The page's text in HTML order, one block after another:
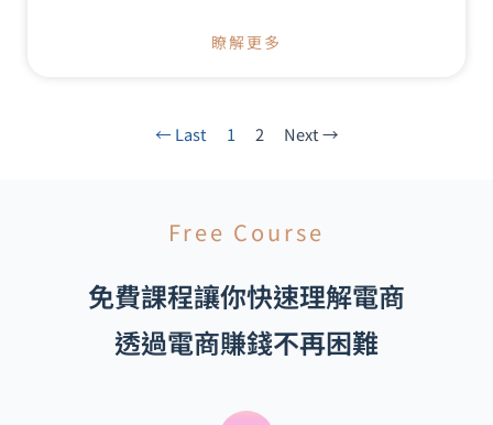
瞭解更多
← Last 1 2 Next →
Free Course
免費課程讓你快速理解電商
透過電商賺錢不再困難